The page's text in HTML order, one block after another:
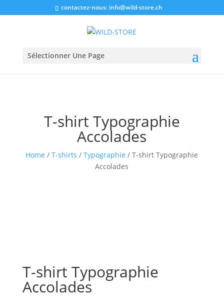
contactez-nous: info@wild-store.ch
Sélectionner Une Page
T-shirt Typographie
Accolades
Home /T-shirts /Typographie / T-shirt Typographie
Accolades
T-shirt Typographie
Accolades